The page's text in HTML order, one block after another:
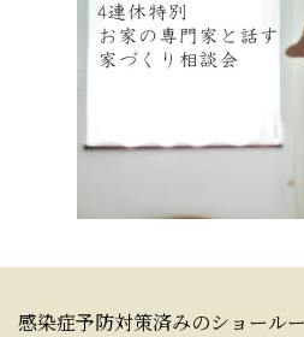
感染症予防対策済みのショール